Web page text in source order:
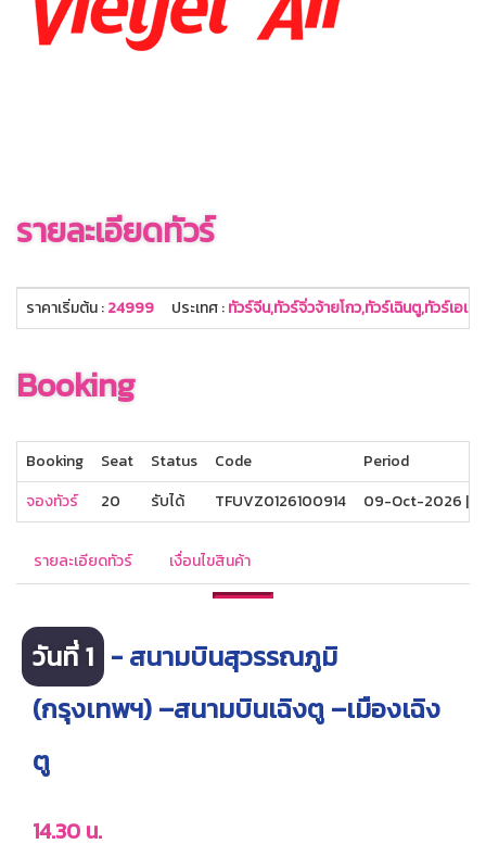
รายละเอียดทัวร์
ราคาเริ่มต้น :24999 ประเทศ :ทัวร์จีน,ทัวร์จิ่วจ้ายโกว,ทัวร์เฉินตู,ทัวร์เอเ
Booking
Booking Seat Status Code
Period
จองทัวร์
20 รับได้ TFUVZ0126100914 09-Oct-2026 |
รายละเอียดทัวร์ เงื่อนไขสินค้า
วันที่ 1 - สนามบินสุวรรณภูมิ
(กรุงเทพฯ) –สนามบินเฉิงตู –เมืองเฉิง
ตู
14.30 น.